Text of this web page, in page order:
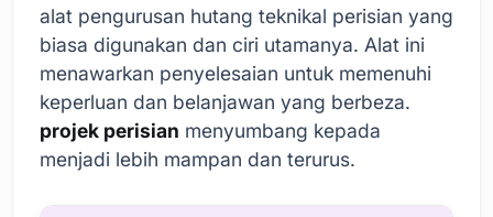
alat pengurusan hutang teknikal perisian yang
biasa digunakan dan ciri utamanya. Alat ini
menawarkan penyelesaian untuk memenuhi
keperluan dan belanjawan yang berbeza.
projek perisian menyumbang kepada
menjadi lebih mampan dan terurus.